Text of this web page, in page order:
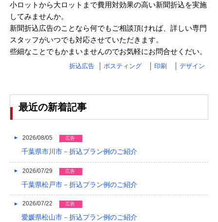
2023/03
2023/02
2023/01
2022/10
2022/09
2022/08
2022/05
2022/04
小ロットから大ロットまで費用対効果の高い新聞折込を実施
してみませんか。
新聞折込広告のことなら何でもご相談頂ければ、詳しい専門
スタッフがいつでも対応させていただきます。
些細なことでもかまいませんのでお気軽にお問合せくだい。
折込広告 ポスティング 印刷 デザイン
最近の新着記事
2026/08/05 広告
千葉県市川市－折込プラン例のご紹介
2026/07/29 広告
千葉県松戸市－折込プラン例のご紹介
2026/07/22 広告
愛媛県松山市－折込プラン例のご紹介